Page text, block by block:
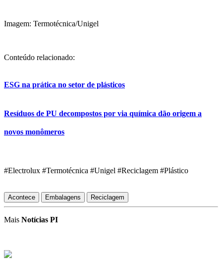
Imagem: Termotécnica/Unigel
Conteúdo relacionado:
ESG na prática no setor de plásticos
Resíduos de PU decompostos por via química dão origem a
novos monômeros
#Electrolux #Termotécnica #Unigel #Reciclagem #Plástico
Acontece Embalagens Reciclagem
Mais Notícias PI